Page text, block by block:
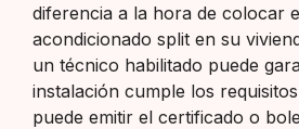
diferencia a la hora de colocar
acondicionado split en su
un técnico habilitado puede
instalación cumple los
puede emitir el certificado o